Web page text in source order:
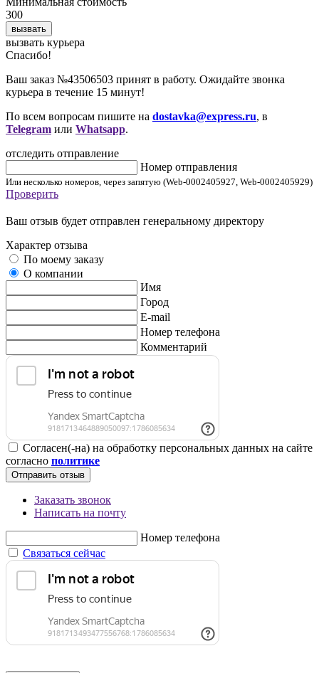
300
вызвать
вызвать курьера
Cпасибо!
Ваш заказ №43506503 принят в работу. Ожидайте звонка
курьера в течение 15 минут!
По всем вопросам пишите на dostavka@express.ru, в
Telegram или Whatsapp.
отследить отправление
Номер отправления
Или несколько номеров, через запятую (Web-0002405927, Web-0002405929)
Проверить
Ваш отзыв будет отправлен генеральному директору
Характер отзыва
По моему заказу
О компании
Имя
Город
E-mail
Номер телефона
Комментарий
Согласен(-на) на обработку персональных данных на сайте
согласно политике
Отправить отзыв
Заказать звонок
Написать на почту
Номер телефона
Связаться сейчас